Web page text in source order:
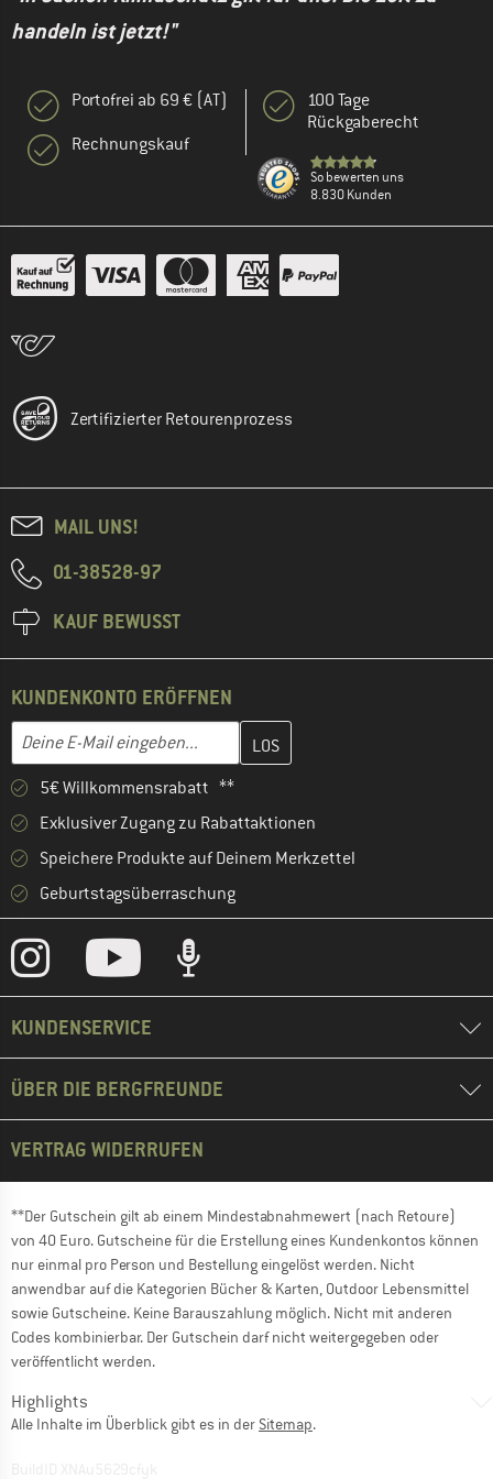
handeln ist jetzt!"
Portofrei ab 69 € (AT)
Rechnungskauf
100 Tage
Rückgaberecht
So bewerten uns
8.830 Kunden
Zertifizierter Retourenprozess
MAIL UNS!
01-38528-97
KAUF BEWUSST
KUNDENKONTO ERÖFFNEN
E-Mail-Adresse
Gib hier deine E-Mail-Adresse ein und erstelle im nächsten
5€ Willkommensrabatt **
Exklusiver Zugang zu Rabattaktionen
Speichere Produkte auf Deinem Merkzettel
Geburtstagsüberraschung
KUNDENSERVICE
ÜBER DIE BERGFREUNDE
VERTRAG WIDERRUFEN
**Der Gutschein gilt ab einem Mindestabnahmewert (nach Retoure)
von 40 Euro. Gutscheine für die Erstellung eines Kundenkontos können
nur einmal pro Person und Bestellung eingelöst werden. Nicht
anwendbar auf die Kategorien Bücher & Karten, Outdoor Lebensmittel
sowie Gutscheine. Keine Barauszahlung möglich. Nicht mit anderen
Codes kombinierbar. Der Gutschein darf nicht weitergegeben oder
veröffentlicht werden.
Highlights
Alle Inhalte im Überblick gibt es in der Sitemap.